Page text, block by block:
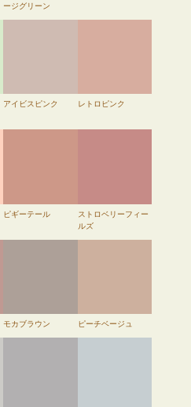
ージグリーン
アイビスピンク レトロピンク
ピギーテール
ストロベリーフィー
ルズ
モカブラウン ピーチベージュ